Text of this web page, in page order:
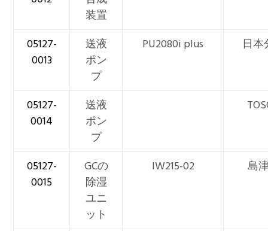
装置
05127-
0013
送液
ポン
プ
PU2080i plus 日本
05127-
0014
送液
ポン
プ
05127-
0015
GCの
除湿
ユニ
ット
IW215-02 島